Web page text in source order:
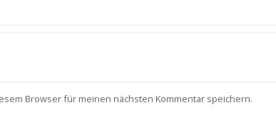
Browser für meinen nächsten Kommentar speichern.